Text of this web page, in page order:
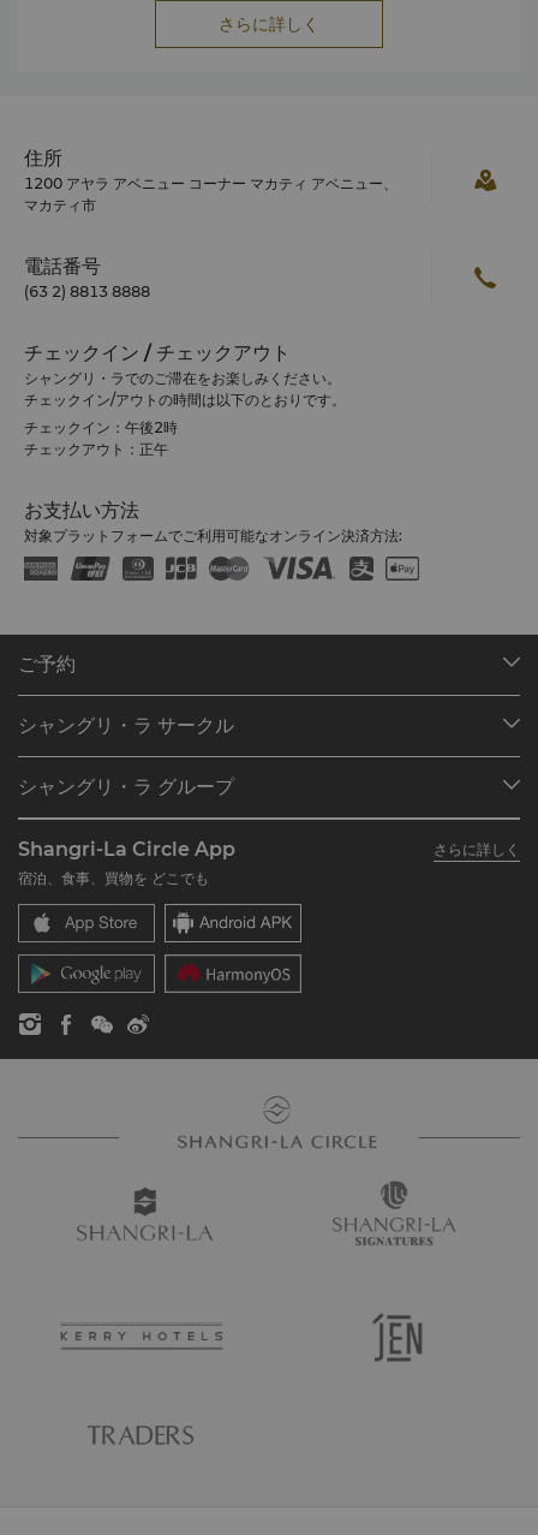
フィリピン人博物館
マニラ最大の博物館であるフィリピン人博物館では、国家の
展示を行っています。博物館は、文化やナショナリズムの育
成プロジェクトも手がけています。
さらに詳しく
住所
1200 アヤラ アベニュー コーナー マカティ アベニュー、
マカティ市
電話番号
(63 2) 8813 8888
チェックイン / チェックアウト
シャングリ・ラでのご滞在をお楽しみください。
チェックイン/アウトの時間は以下のとおりです。
チェックイン：午後2時
チェックアウト：正午
お支払い方法
対象プラットフォームでご利用可能なオンライン決済方法:
ご予約
ご予約の検索
レストラン＆バー
シャングリ・ラ サークル
シャングリ・ラ サークルに入会
よくあるお問合せや質問
SLCに関するお問い合わせ
シャングリ・ラ グループ
シャングリ・ラ ブランド
シャングリ・ラ センター
レジデンス
お問い合わせ
採用情報
企業の社会的責任
ニュース
Shangri-La Circle App
さらに詳しく
宿泊、食事、買物を どこでも